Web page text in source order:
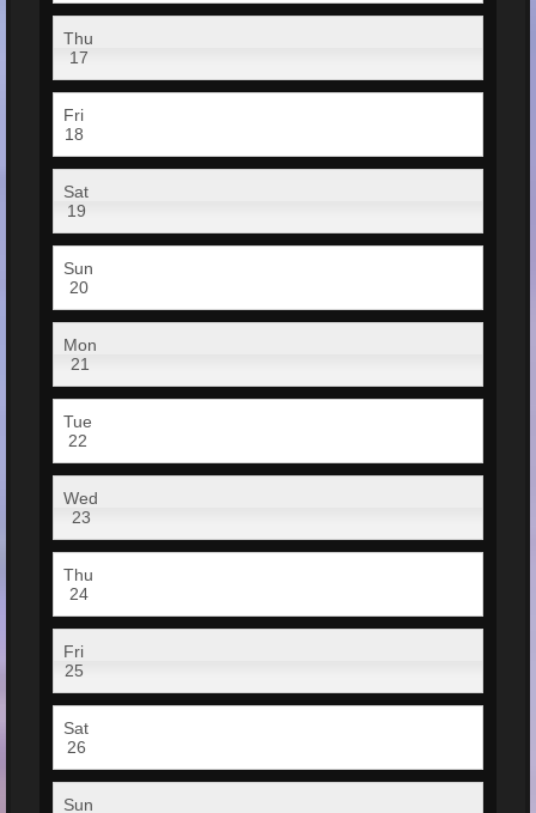
Thu
17
Fri
18
Sat
19
Sun
20
Mon
21
Tue
22
Wed
23
Thu
24
Fri
25
Sat
26
Sun